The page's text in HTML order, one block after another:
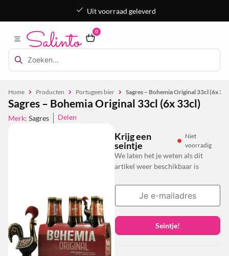
Uit voorraad geleverd
0
Home Producten Portugees bier Sagres – Bohemia Original 33cl (6x
Sagres – Bohemia Original 33cl (6x 33cl)
Merk: Sagres Delen
Krijg een
seintje
Niet
voorradig
We laten het je weten als dit
artikel weer beschikbaar is
Seintje!